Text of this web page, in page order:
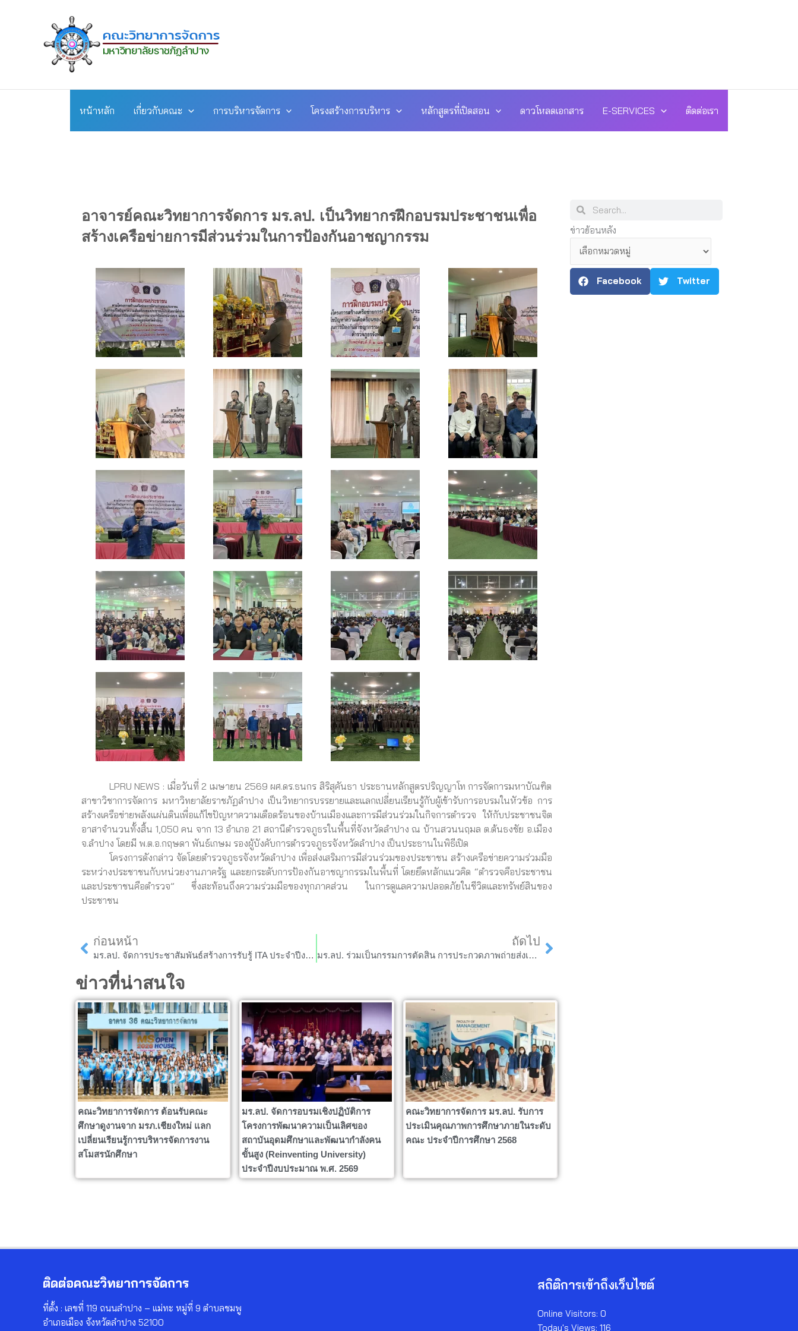
หน้าหลัก เกี่ยวกับคณะ การบริหารจัดการ โครงสร้างการบริหาร หลักสูตรที่เปิดสอน ดาวโหลดเอกสาร E-SERVICES ติดต่อเรา
อาจารย์คณะวิทยาการจัดการ มร.ลป. เป็นวิทยากรฝึกอบรมประชาชนเพื่อ
สร้างเครือข่ายการมีส่วนร่วมในการป้องกันอาชญากรรม
LPRU NEWS : เมื่อวันที่ 2 เมษายน 2569 ผศ.ดร.ธนกร สิริสุคันธา ประธานหลักสูตรปริญญาโท การจัดการมหาบัณฑิต
สาขาวิชาการจัดการ มหาวิทยาลัยราชภัฏลำปาง เป็นวิทยากรบรรยายและแลกเปลี่ยนเรียนรู้กับผู้เข้ารับการอบรมในหัวข้อ การ
สร้างเครือข่ายพลังแผ่นดินเพื่อแก้ไขปัญหาความเดือดร้อนของบ้านเมืองและการมีส่วนร่วมในกิจการตำรวจ ให้กับประชาชนจิต
อาสาจำนวนทั้งสิ้น 1,050 คน จาก 13 อำเภอ 21 สถานีตำรวจภูธรในพื้นที่จังหวัดลำปาง ณ บ้านสวนนฤมล ต.ต้นธงชัย อ.เมือง
จ.ลำปาง โดยมี พ.ต.อ.กฤษดา พันธ์เกษม รองผู้บังคับการตำรวจภูธรจังหวัดลำปาง เป็นประธานในพิธีเปิด
โครงการดังกล่าว จัดโดยตำรวจภูธรจังหวัดลำปาง เพื่อส่งเสริมการมีส่วนร่วมของประชาชน สร้างเครือข่ายความร่วมมือ
ระหว่างประชาชนกับหน่วยงานภาครัฐ และยกระดับการป้องกันอาชญากรรมในพื้นที่ โดยยึดหลักแนวคิด “ตำรวจคือประชาชน
และประชาชนคือตำรวจ” ซึ่งสะท้อนถึงความร่วมมือของทุกภาคส่วน ในการดูแลความปลอดภัยในชีวิตและทรัพย์สินของ
ประชาชน
Prev
ก่อนหน้า
มร.ลป. จัดการประชาสัมพันธ์สร้างการรับรู้ ITA ประจำปีงบประมาณ พ.ศ. 2569 แก่บุคลากรสังกัดคณะวิทยาการจัดการ
ถัดไป
มร.ลป. ร่วมเป็นกรรมการตัดสิน การประกวดภาพถ่ายส่งเสริมการท่องเที่ยวตำบลเมืองปาน จังหวัดลำปาง
Next
ข่าวที่น่าสนใจ
คณะวิทยาการจัดการ ต้อนรับคณะ
ศึกษาดูงานจาก มรภ.เชียงใหม่ แลก
เปลี่ยนเรียนรู้การบริหารจัดการงาน
สโมสรนักศึกษา
มร.ลป. จัดการอบรมเชิงปฏิบัติการ
โครงการพัฒนาความเป็นเลิศของ
สถาบันอุดมศึกษาและพัฒนากำลังคน
ขั้นสูง (Reinventing University)
ประจำปีงบประมาณ พ.ศ. 2569
คณะวิทยาการจัดการ มร.ลป. รับการ
ประเมินคุณภาพการศึกษาภายในระดับ
คณะ ประจำปีการศึกษา 2568
SearchSearch
ข่าวย้อนหลัง
ข่าว
ย้อน
หลัง
Facebook
Twitter
ติดต่อคณะวิทยาการจัดการ
ที่ตั้ง : เลขที่ 119 ถนนลำปาง – แม่ทะ หมู่ที่ 9 ตำบลชมพู
อำเภอเมือง จังหวัดลำปาง 52100
สถิติการเข้าถึงเว็บไซต์
Online Visitors:0
Today's Views:116